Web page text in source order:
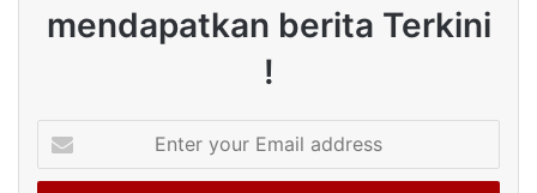
mendapatkan berita Terkini
!
your
Email